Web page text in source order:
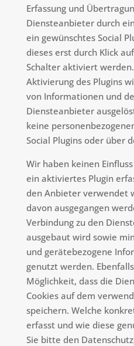
Erfassung und
Diensteanbieter durch
ein gewünschtes Social
dieses erst durch Klick
Schalter aktiviert
Aktivierung des Plugins
von Informationen und
Diensteanbieter
keine
Social Plugins oder über
Wir haben keinen
ein aktiviertes Plugin
den Anbieter verwendet
davon ausgegangen
Verbindung zu den
ausgebaut wird sowie
und gerätebezogene
genutzt werden.
Möglichkeit, dass die
Cookies auf dem
speichern. Welche
erfasst und wie diese
Sie bitte den